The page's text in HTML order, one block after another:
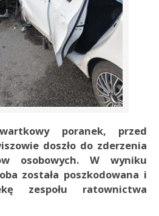
poranek, przed
doszło do zderzenia
osobowych. W wyniku
została poszkodowana i
zespołu ratownictwa